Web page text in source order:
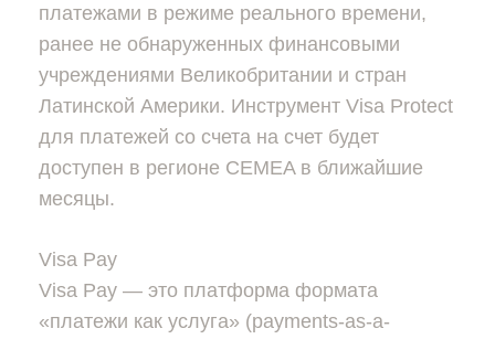
платежами в режиме реального времени,
ранее не обнаруженных финансовыми
учреждениями Великобритании и стран
Латинской Америки. Инструмент Visa Protect
для платежей со счета на счет будет
доступен в регионе CEMEA в ближайшие
месяцы.
Visa Pay
Visa Pay — это платформа формата
«платежи как услуга» (payments-as-a-